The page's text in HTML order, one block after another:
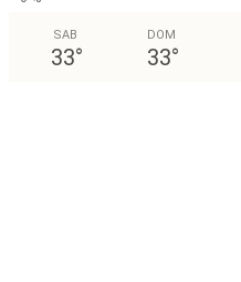
SAB
33°
DOM
33°